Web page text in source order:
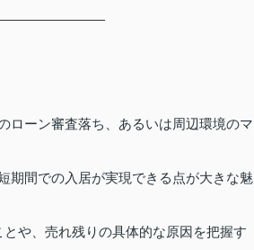
ローン審査落ち、あるいは周辺環境のマ
期間での入居が実現できる点が大きな魅
や、売れ残りの具体的な原因を把握す